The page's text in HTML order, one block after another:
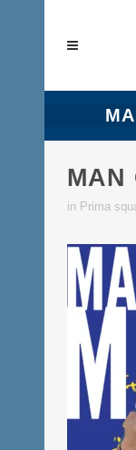
MAN
in Prima